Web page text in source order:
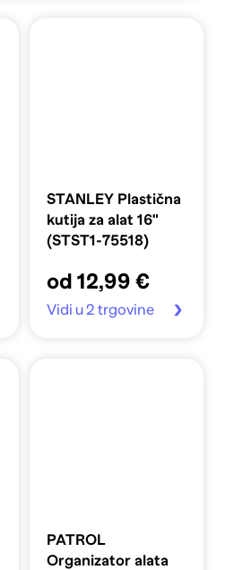
STANLEY Plastična
kutija za alat 16"
(STST1-75518)
od 12,99 €
Vidi u 2 trgovine
PATROL
Organizator alata